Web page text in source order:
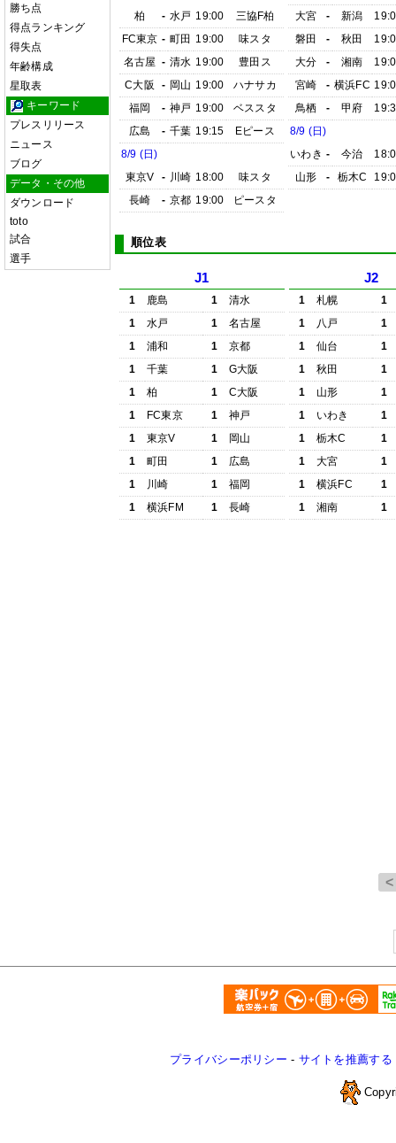
勝ち点
得点ランキング
得失点
年齢構成
星取表
キーワード
プレスリリース
ニュース
ブログ
データ・その他
ダウンロード
toto
試合
選手
柏
- 水戸 19:00
三協F柏
FC東京 - 町田 19:00
味スタ
名古屋 - 清水 19:00
豊田ス
C大阪
- 岡山 19:00
ハナサカ
福岡
- 神戸 19:00
ベススタ
広島
- 千葉 19:15
Eピース
8/9 (日)
東京V
- 川崎 18:00
味スタ
長崎
- 京都 19:00 ピースタ
大宮
- 新潟
磐田
- 秋田
大分
- 湘南
宮崎
- 横浜FC
鳥栖
- 甲府
8/9 (日)
いわき - 今治
山形
- 栃木C
順位表
J1
1 鹿島 1
清水
1
水戸 1
名古屋
1
浦和 1
京都
1
千葉 1
G大阪
1
柏 1
C大阪
1
FC東京 1
神戸
1
東京V 1
岡山
1
町田 1
広島
1
川崎 1
福岡
1
横浜FM 1 長崎
J2
1 札幌
1
1
八戸
1
1
仙台
1
1
秋田
1
1
山形
1
1
いわき
1
1
栃木C
1
1
大宮
1
1
横浜FC
1
1
湘南 1
プライバシーポリシー - サイトを推薦する